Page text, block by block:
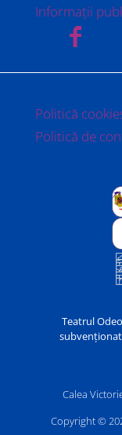
Informații
Politică
Politică de
Teatrul
Calea
Copyright ©